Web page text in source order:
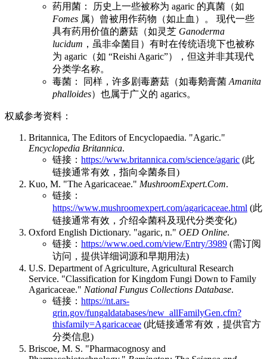
药用菌： 历史上一些被称为 agaric 的真菌（如
Fomes 属）曾被用作药物（如止血）。 现代一些
具有药用价值的蘑菇（如灵芝 Ganoderma
lucidum ，虽非伞菌目）有时在传统语境下也被称
为 agaric（如 “Reishi Agaric”），但这并非其现代
分类学名称。
毒菌： 同样，许多剧毒蘑菇（如毒鹅膏菌 Amanita
phalloides）也属于广义的 agarics。
权威参考资料：
Britannica, The Editors of Encyclopaedia. "Agaric."
Encyclopedia Britannica.
链接： https://www.britannica.com/science/agaric (此
链接通常有效，指向伞菌条目)
Kuo, M. "The Agaricaceae." MushroomExpert.Com.
链接：
https://www.mushroomexpert.com/agaricaceae.html (此
链接通常有效，介绍伞菌科及现代分类变化)
Oxford English Dictionary. "agaric, n." OED Online.
链接： https://www.oed.com/view/Entry/3989 (需订阅
访问，提供详细词源和早期用法)
U.S. Department of Agriculture, Agricultural Research
Service. "Classification for Kingdom Fungi Down to Family
Agaricaceae." National Fungus Collections Database.
链接： https://nt.ars-
grin.gov/fungaldatabases/new_allFamilyGen.cfm?
thisfamily=Agaricaceae (此链接通常有效，提供官方
分类信息)
Briscoe, M. S. "Pharmacognosy and